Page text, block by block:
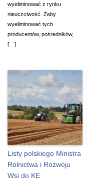
wyeliminować z rynku
nieuczciwość. Żeby
wyeliminować tych
producentów, pośredników,
[…]
Listy polskiego Ministra
Rolnictwa i Rozwoju
Wsi do KE